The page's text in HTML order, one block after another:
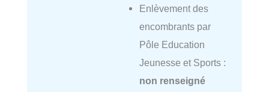
Enlèvement des
encombrants par
Pôle Education
Jeunesse et Sports :
non renseigné